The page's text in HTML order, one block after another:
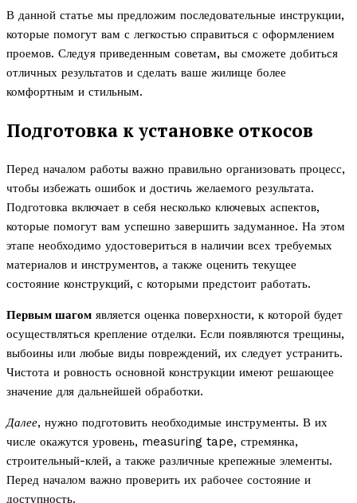
В данной статье мы предложим последовательные инструкции,
которые помогут вам с легкостью справиться с оформлением
проемов. Следуя приведенным советам, вы сможете добиться
отличных результатов и сделать ваше жилище более
комфортным и стильным.
Подготовка к установке откосов
Перед началом работы важно правильно организовать процесс,
чтобы избежать ошибок и достичь желаемого результата.
Подготовка включает в себя несколько ключевых аспектов,
которые помогут вам успешно завершить задуманное. На этом
этапе необходимо удостовериться в наличии всех требуемых
материалов и инструментов, а также оценить текущее
состояние конструкций, с которыми предстоит работать.
Первым шагом является оценка поверхности, к которой будет
осуществляться крепление отделки. Если появляются трещины,
выбоины или любые виды повреждений, их следует устранить.
Чистота и ровность основной конструкции имеют решающее
значение для дальнейшей обработки.
Далее, нужно подготовить необходимые инструменты. В их
числе окажутся уровень, measuring tape, стремянка,
строительный-клей, а также различные крепежные элементы.
Перед началом важно проверить их рабочее состояние и
доступность.